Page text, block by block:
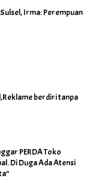
Irma: Perempuan
berdiri tanpa
PERDA Toko
Di Duga Ada Atensi